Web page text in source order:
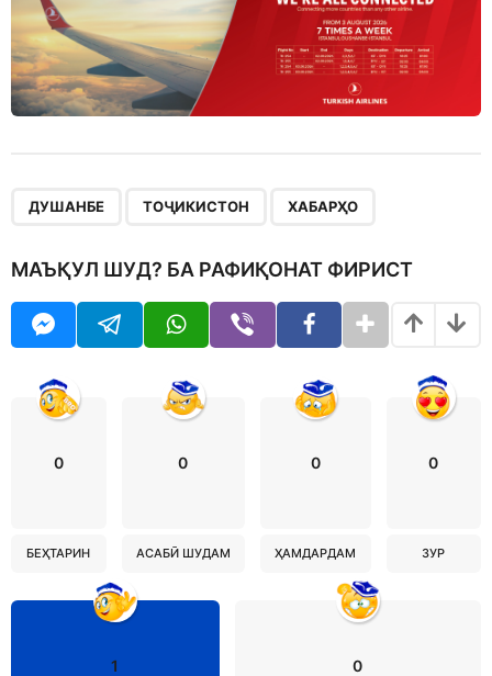
ДУШАНБЕ ТОҶИКИСТОН ХАБАРҲО
МАЪҚУЛ ШУД? БА РАФИҚОНАТ ФИРИСТ
0
БЕҲТАРИН
0
АСАБӢ ШУДАМ
0
ҲАМДАРДАМ
0
ЗУР
1 0